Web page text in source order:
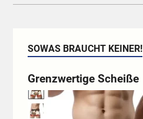
SOWAS BRAUCHT KEINER!
Grenzwertige Scheiße